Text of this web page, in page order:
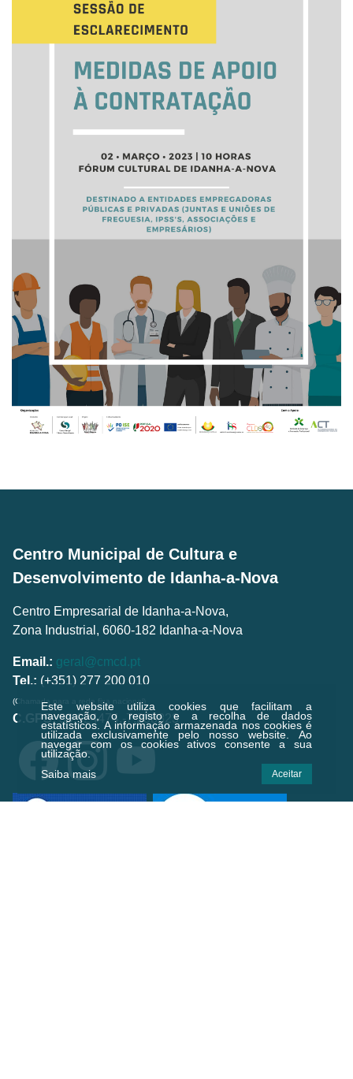
Este website utiliza cookies que facilitam a
navegação, o registo e a recolha de dados
estatísticos.A informação armazenada nos cookies é
utilizada exclusivamente pelo nosso website. Ao
navegar com os cookies ativos consente a sua
utilização.
Saiba mais
Aceitar
Centro Municipal de Cultura e
Desenvolvimento de Idanha-a-Nova
Centro Empresarial de Idanha-a-Nova,
Zona Industrial, 6060-182 Idanha-a-Nova
Email.: geral@cmcd.pt
Tel.: (+351) 277 200 010
(Chamada para a rede fixa nacional)
C.GPS:39.924474,-7.238823